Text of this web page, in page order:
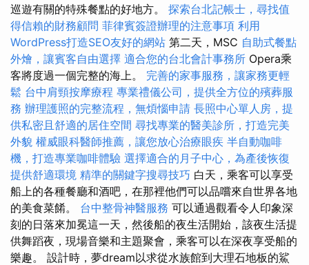
巡遊有關的特殊餐點的好地方。 探索台北記帳士，尋找值
得信賴的財務顧問 菲律賓簽證辦理的注意事項 利用
WordPress打造SEO友好的網站 第二天，MSC 自助式餐點
外燴，讓賓客自由選擇 適合您的台北會計事務所 Opera乘
客將度過一個完整的海上。 完善的家事服務，讓家務更輕
鬆 台中肩頸按摩療程 專業禮儀公司，提供全方位的殯葬服
務 辦理護照的完整流程，無煩惱申請 長照中心單人房，提
供私密且舒適的居住空間 尋找專業的醫美診所，打造完美
外貌 權威眼科醫師推薦，讓您放心治療眼疾 半自動咖啡
機，打造專業咖啡體驗 選擇適合的月子中心，為產後恢復
提供舒適環境 精準的關鍵字搜尋技巧 白天，乘客可以享受
船上的各種餐廳和酒吧，在那裡他們可以品嚐來自世界各地
的美食菜餚。 台中整骨神醫服務 可以通過觀看令人印象深
刻的日落來加冕這一天，然後船的夜生活開始，該夜生活提
供舞蹈夜，現場音樂和主題聚會，乘客可以在深夜享受船的
樂趣。 設計時，夢dream以求從水族館到大理石地板的鯊